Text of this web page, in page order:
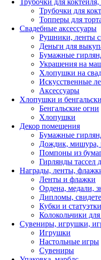
Трубочки для
Топперы для
Свадебные аксессуары
Рушники, ленты
Деньги для
Бумажные
Украшения на
Хлопушки на
Искусственные
Аксессуары
Хлопушки и
Бенгальские огни
Хлопушки
Декор помещения
Бумажные
Дождик, мишура,
Помпоны из
Гирлянды тассел
Награды, ленты,
Ленты и флажки
Ордена, медали,
Дипломы,
Кубки и статуэтки
Колокольчики
Сувениры, игрушки,
Игрушки
Настольные игры
Сувениры